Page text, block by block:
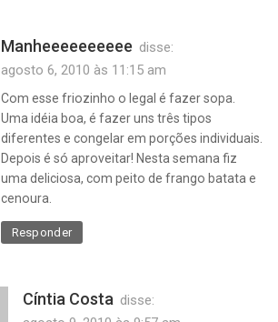
Manheeeeeeeeee disse:
agosto 6, 2010 às 11:15 am
Com esse friozinho o legal é fazer sopa.
Uma idéia boa, é fazer uns três tipos
diferentes e congelar em porções individuais.
Depois é só aproveitar! Nesta semana fiz
uma deliciosa, com peito de frango batata e
cenoura.
Responder
Cíntia Costa disse: